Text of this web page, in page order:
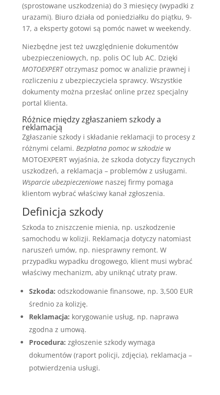
(sprostowane uszkodzenia) do 3 miesięcy (wypadki z
urazami). Biuro działa od poniedziałku do piątku, 9-
17, a eksperty gotowi są pomóc nawet w weekendy.
Niezbędne jest też uwzględnienie dokumentów
ubezpieczeniowych, np. polis OC lub AC. Dzięki
MOTOEXPERTotrzymasz pomoc w analizie prawnej i
rozliczeniu z ubezpieczyciela sprawcy. Wszystkie
dokumenty można przesłać online przez specjalny
portal klienta.
Różnice między zgłaszaniem szkody a
reklamacją
Zgłaszanie szkody i składanie reklamacji to procesy z
różnymi celami. Bezpłatna pomoc w szkodziew
MOTOEXPERT wyjaśnia, że szkoda dotyczy fizycznych
uszkodzeń, a reklamacja – problemów z usługami.
Wsparcie ubezpieczeniowenaszej firmy pomaga
klientom wybrać właściwy kanał zgłoszenia.
Definicja szkody
Szkoda to zniszczenie mienia, np. uszkodzenie
samochodu w kolizji. Reklamacja dotyczy natomiast
naruszeń umów, np. niesprawny remont. W
przypadku wypadku drogowego, klient musi wybrać
właściwy mechanizm, aby uniknąć utraty praw.
Szkoda: odszkodowanie finansowe, np. 3,500 EUR
średnio za kolizję.
Reklamacja: korygowanie usług, np. naprawa
zgodna z umową.
Procedura: zgłoszenie szkody wymaga
dokumentów (raport policji, zdjęcia), reklamacja –
potwierdzenia usługi.